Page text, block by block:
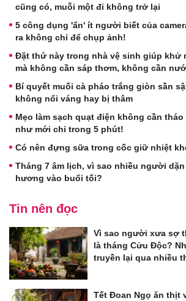
cũng có, muỗi một đi không trở lại
5 công dụng 'ẩn' ít người biết của
ra không chỉ để chụp ảnh!
Đặt thứ này trong nhà vệ sinh giúp khử
mà không cần sáp thơm, không cần
Bí quyết muối cà pháo trắng giòn sần
không nổi váng hay bị thâm
Mẹo làm sạch quạt điện không cần
như mới chỉ trong 5 phút!
Có nên đựng sữa trong cốc giữ nhiệt
Tháng 7 âm lịch, vì sao nhiều người
hương vào buổi tối?
Tin nên đọc
Vì sao người xưa sợ
là tháng Cửu Độc?
truyền lại qua nhiều
Tết Đoan Ngọ ăn thịt